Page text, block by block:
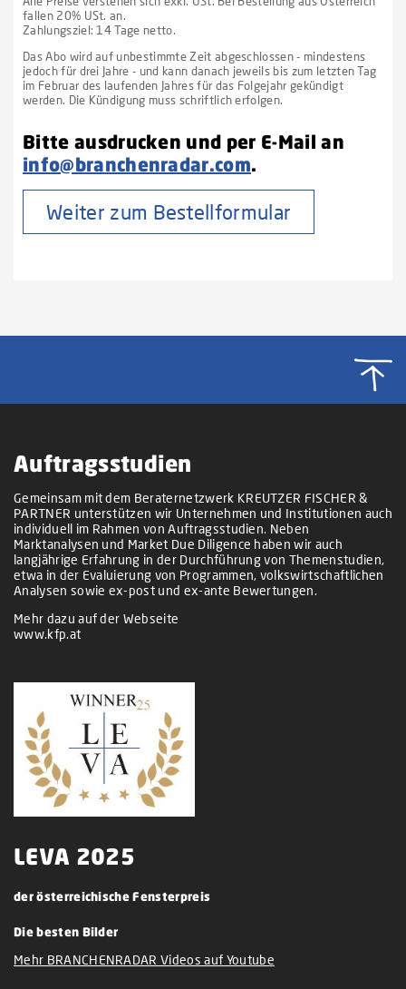
fallen 20% USt. an.
Zahlungsziel: 14 Tage netto.
Das Abo wird auf unbestimmte Zeit abgeschlossen - mindestens
jedoch für drei Jahre - und kann danach jeweils bis zum letzten Tag
im Februar des laufenden Jahres für das Folgejahr gekündigt
werden. Die Kündigung muss schriftlich erfolgen.
Bitte ausdrucken und per E-Mail an
info@branchenradar.com.
Weiter zum Bestellformular
Auftragsstudien
Gemeinsam mit dem Beraternetzwerk KREUTZER FISCHER &
PARTNER unterstützen wir Unternehmen und Institutionen auch
individuell im Rahmen von Auftragsstudien. Neben
Marktanalysen und Market Due Diligence haben wir auch
langjährige Erfahrung in der Durchführung von Themenstudien,
etwa in der Evaluierung von Programmen, volkswirtschaftlichen
Analysen sowie ex-post und ex-ante Bewertungen.
Mehr dazu auf der Webseite
www.kfp.at
LEVA 2025
der österreichische Fensterpreis
Die besten Bilder
Mehr BRANCHENRADAR Videos auf Youtube